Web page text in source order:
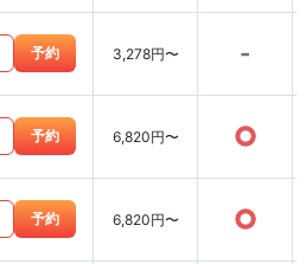
予約 3,278円〜 -
予約 6,820円〜 ○
予約 6,820円〜 ○